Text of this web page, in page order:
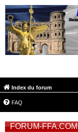
Index du forum
FAQ
FORUM-